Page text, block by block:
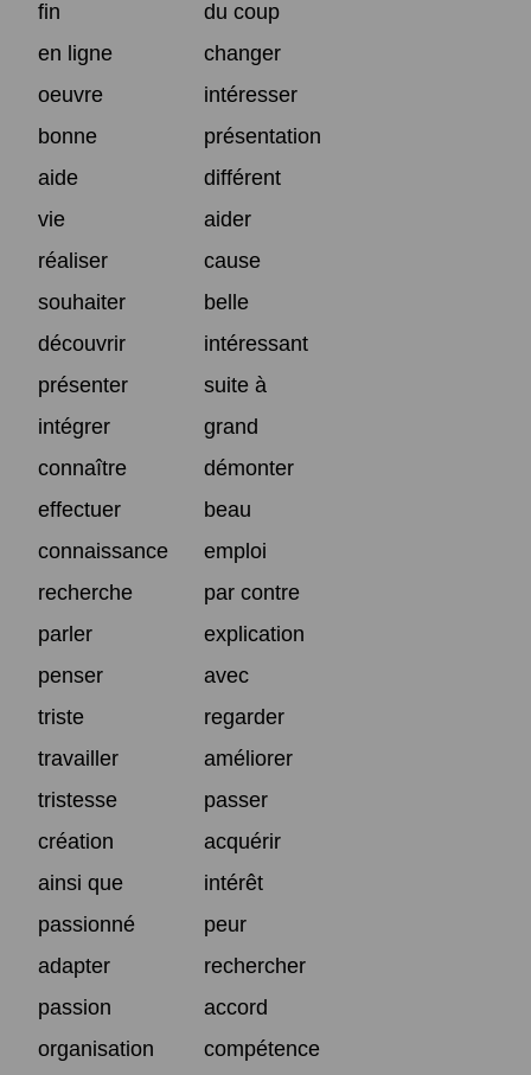
fin
du coup
en ligne
changer
oeuvre
intéresser
bonne
présentation
aide
différent
vie
aider
réaliser
cause
souhaiter
belle
découvrir
intéressant
présenter
suite à
intégrer
grand
connaître
démonter
effectuer
beau
connaissance
emploi
recherche
par contre
parler
explication
penser
avec
triste
regarder
travailler
améliorer
tristesse
passer
création
acquérir
ainsi que
intérêt
passionné
peur
adapter
rechercher
passion
accord
organisation
compétence